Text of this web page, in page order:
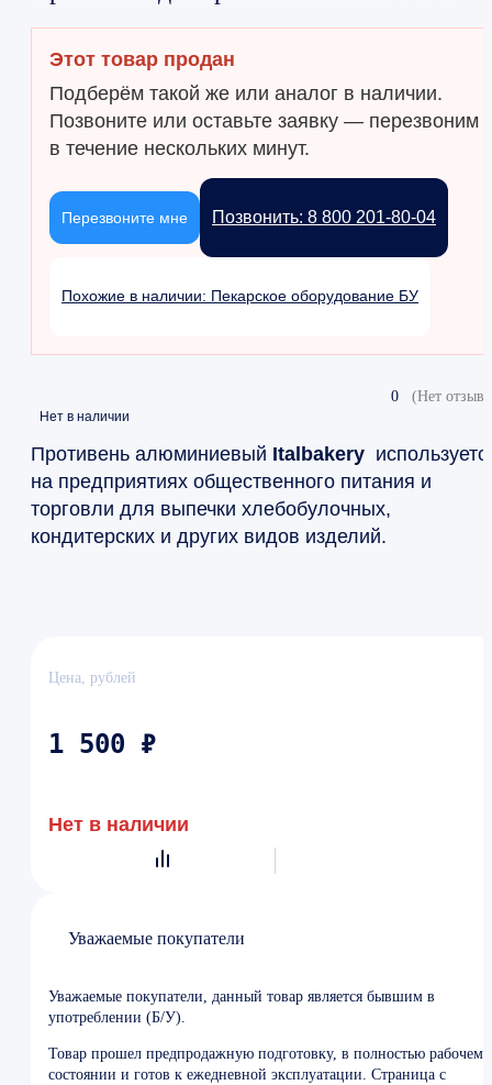
Этот товар продан
Подберём такой же или аналог в наличии.
Позвоните или оставьте заявку — перезвоним
в течение нескольких минут.
Позвонить: 8 800 201-80-04
Перезвоните мне
Похожие в наличии: Пекарское оборудование БУ
0 (Нет
Нет в наличии
Противень алюминиевый Italbakery
на предприятиях общественного питания и
торговли для выпечки хлебобулочных,
кондитерских и других видов изделий.
Цена, рублей
1 500 ₽
Нет в наличии
Уважаемые покупатели
Уважаемые покупатели, данный товар является бывшим в
употреблении (Б/У).
Товар прошел предпродажную подготовку, в полностью рабочем
состоянии и готов к ежедневной эксплуатации. Страница с